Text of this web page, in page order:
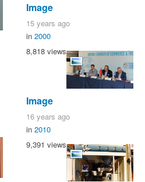
Image
15 years ago
in 2000
8,818 views
Image
16 years ago
in 2010
9,391 views